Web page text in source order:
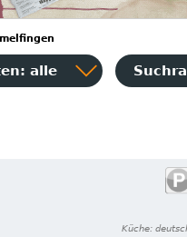
alle
Küche: